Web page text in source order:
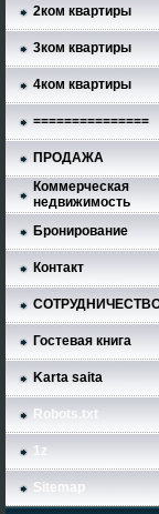
2ком квартиры
3ком квартиры
4ком квартиры
===============
ПРОДАЖА
Коммерческая
недвижимость
Бронирование
Контакт
Гостевая книга
Karta saita
Robots.txt
1z
Sitemap